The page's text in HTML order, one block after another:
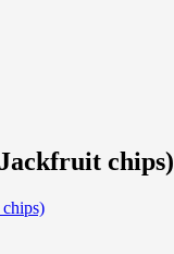
chips)